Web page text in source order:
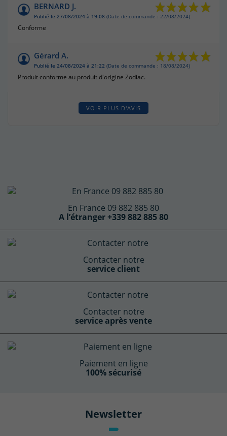
BERNARD J.
Publié le 27/08/2024 à 19:08 (Date de commande : 22/08/2024)
Conforme
Gérard A.
Publié le 24/08/2024 à 21:22 (Date de commande : 18/08/2024)
Produit conforme au produit d'origine Zodiac.
VOIR PLUS D'AVIS
En France 09 882 885 80
A l’étranger +339 882 885 80
Contacter notre
service client
Contacter notre
service après vente
Paiement en ligne
100% sécurisé
Newsletter